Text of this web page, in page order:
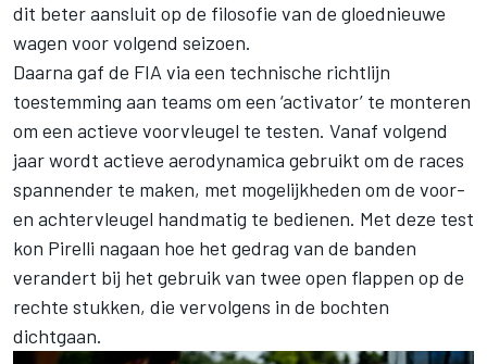
dit beter aansluit op de filosofie van de gloednieuwe
wagen voor volgend seizoen.
Daarna gaf de FIA via een technische richtlijn
toestemming aan teams om een ‘activator’ te monteren
om een actieve voorvleugel te testen. Vanaf volgend
jaar wordt actieve aerodynamica gebruikt om de races
spannender te maken, met mogelijkheden om de voor-
en achtervleugel handmatig te bedienen. Met deze test
kon Pirelli nagaan hoe het gedrag van de banden
verandert bij het gebruik van twee open flappen op de
rechte stukken, die vervolgens in de bochten
dichtgaan.